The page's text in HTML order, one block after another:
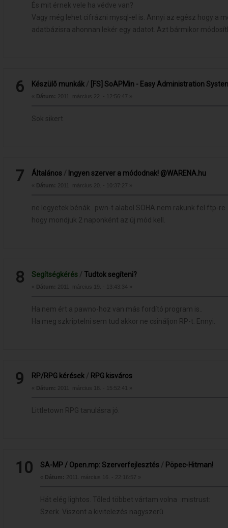
És mit érnek vele ha védve van?
Vagy még lehet cifrázni mysql-el is. Annyi az egész hogy a
adatbázisra ahonnan lekér egy adatot. Azt bármikor
6 Készülõ munkák / [FS] SoAPMin - Easy Administration
« Dátum: 2011. március 22. - 12:56:47 »
Sok sikert.
7 Általános / Ingyen szerver a módodnak! @WARENA.hu
« Dátum: 2011. március 20. - 10:37:27 »
ne legyetek bénák.. pwn-t alabol SOHA nem rakunk fel ftp-
hogy mondjuk 2 naponként az új mód kell.
8 Segítségkérés / Tudtok segíteni?
« Dátum: 2011. március 19. - 13:43:34 »
Ha nem ért a pawno-hoz van más fordító program is..
Ha meg szkriptelni sem tud akkor ne csináljon RP-t. Ennyi.
9 RP/RPG kérések / RPG kisváros
« Dátum: 2011. március 18. - 15:52:41 »
Littletown RPG tanulásra jó.
10 SA-MP / Open.mp: Szerverfejlesztés / Pöpec-Hitman!
« Dátum: 2011. március 16. - 22:16:57 »
Hát elég lightos. Tõled többet vártam volna :mistrust:
Szerk. Viszont a kivitelezés nagyszerû.